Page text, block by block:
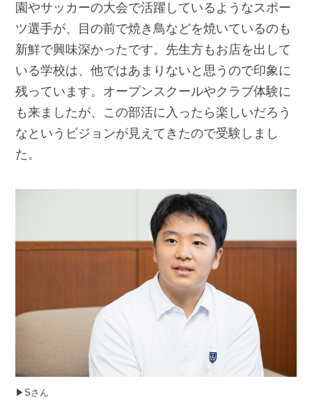
園やサッカーの大会で活躍しているようなスポー
ツ選手が、目の前で焼き鳥などを焼いているのも
新鮮で興味深かったです。先生方もお店を出して
いる学校は、他ではあまりないと思うので印象に
残っています。オープンスクールやクラブ体験に
も来ましたが、この部活に入ったら楽しいだろう
なというビジョンが見えてきたので受験しまし
た。
▶︎Sさん